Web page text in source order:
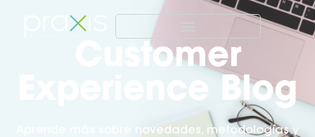
Customer
Experience Blog
Aprende más sobre novedades, metodologías y